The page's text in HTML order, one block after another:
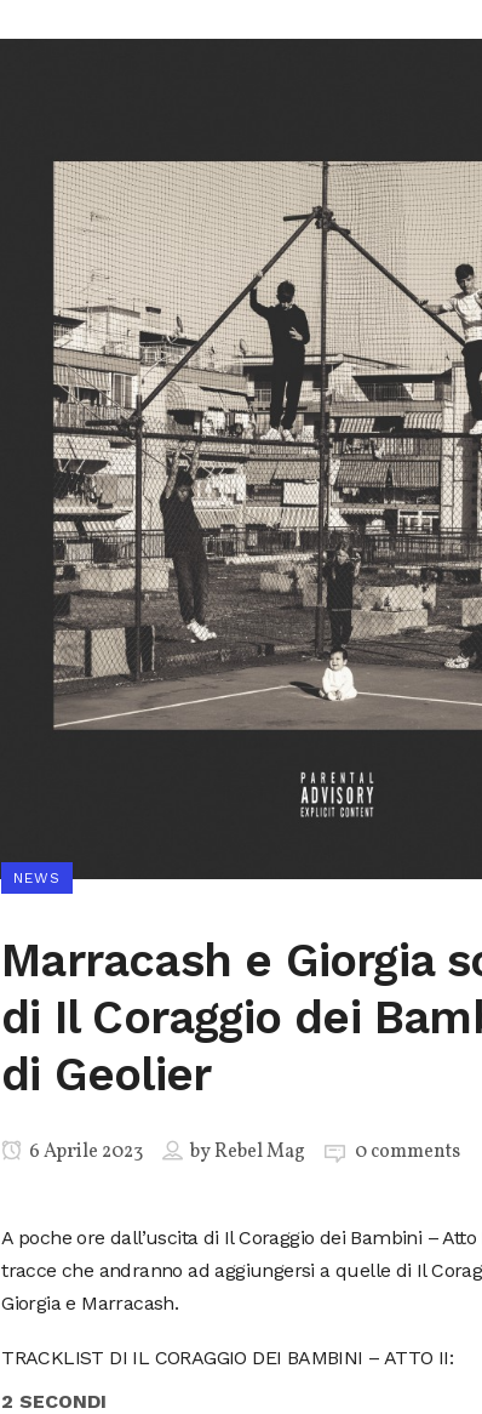
NEWS
Marracash e Giorgia
di Il Coraggio dei
di Geolier
6 Aprile 2023 byRebel Mag 0 comments
A poche ore dall’uscita di Il Coraggio dei Bambini –
tracce che andranno ad aggiungersi a quelle di Il
Giorgia e Marracash.
TRACKLIST DI IL CORAGGIO DEI BAMBINI – ATTO II:
2 SECONDI